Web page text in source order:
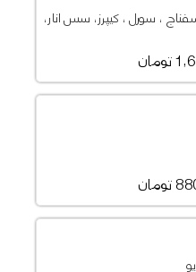
، سورل ، کیپرز، سس انار،